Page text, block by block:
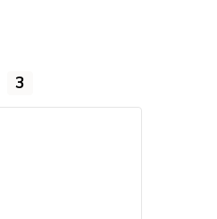
3